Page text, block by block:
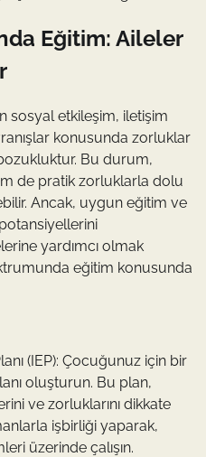
Eğitim: Aileler
sosyal etkileşim, iletişim
konusunda zorluklar
Bu durum,
de pratik zorluklarla dolu
Ancak, uygun eğitim ve
yardımcı olmak
eğitim konusunda
(IEP): Çocuğunuz için bir
oluşturun. Bu plan,
ve zorluklarını dikkate
işbirliği yaparak,
üzerinde çalışın.